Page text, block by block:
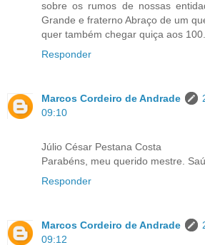
sobre os rumos de nossas
Grande e fraterno Abraço de um
quer também chegar quiça aos 100.
Responder
Marcos Cordeiro de Andrade
09:10
Júlio César Pestana Costa
Parabéns, meu querido mestre.
Responder
Marcos Cordeiro de Andrade
09:12